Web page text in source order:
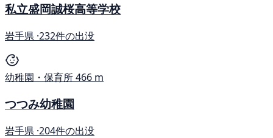
私立盛岡誠桜高等学校
岩手県 ·232件の出没
幼稚園・保育所466 m
つつみ幼稚園
岩手県 ·204件の出没